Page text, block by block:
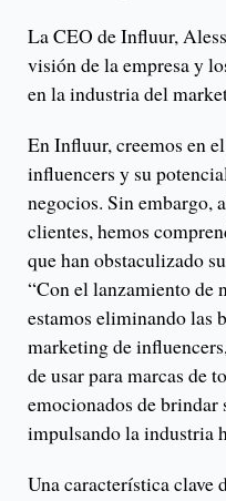
La CEO de Influur,
visión de la empresa y
en la industria del
En Influur, creemos en
influencers y su
negocios. Sin embargo,
clientes, hemos
que han obstaculizado
“Con el lanzamiento de
estamos eliminando las
marketing de
de usar para marcas de
emocionados de
impulsando la industria
Una característica clave